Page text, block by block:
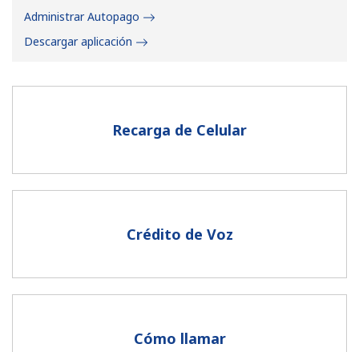
Un caracter especial
Recarga de Celular
Crédito de Voz
Cómo llamar
Administrar Autopago
Descargar aplicación